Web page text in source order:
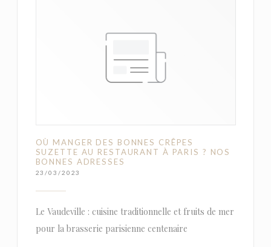
OÙ MANGER DES BONNES CRÊPES
SUZETTE AU RESTAURANT À PARIS ? NOS
BONNES ADRESSES
23/03/2023
Le Vaudeville : cuisine traditionnelle et fruits de mer
pour la brasserie parisienne centenaire